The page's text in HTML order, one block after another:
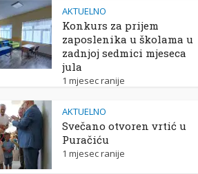
AKTUELNO
Konkurs za prijem
zaposlenika u školama u
zadnjoj sedmici mjeseca
jula
1 mjesec ranije
AKTUELNO
Svečano otvoren vrtić u
Puračiću
1 mjesec ranije